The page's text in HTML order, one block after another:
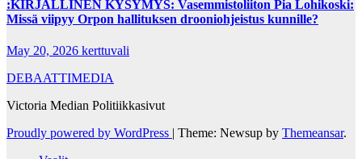
:KIRJALLINEN KYSYMYS: Vasemmistoliiton Pia Lohikoski:
Missä viipyy Orpon hallituksen drooniohjeistus kunnille?
May 20, 2026 kerttuvali
DEBAATTIMEDIA
Victoria Median Politiikkasivut
Proudly powered by WordPress | Theme: Newsup by Themeansar.